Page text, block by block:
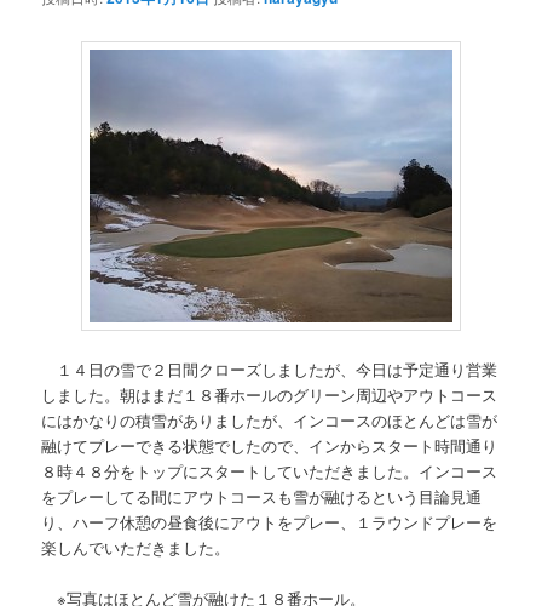
１４日の雪で２日間クローズしましたが、今日は予定通り営業
しました。朝はまだ１８番ホールのグリーン周辺やアウトコース
にはかなりの積雪がありましたが、インコースのほとんどは雪が
融けてプレーできる状態でしたので、インからスタート時間通り
８時４８分をトップにスタートしていただきました。インコース
をプレーしてる間にアウトコースも雪が融けるという目論見通
り、ハーフ休憩の昼食後にアウトをプレー、１ラウンドプレーを
楽しんでいただきました。
※写真はほとんど雪が融けた１８番ホール。